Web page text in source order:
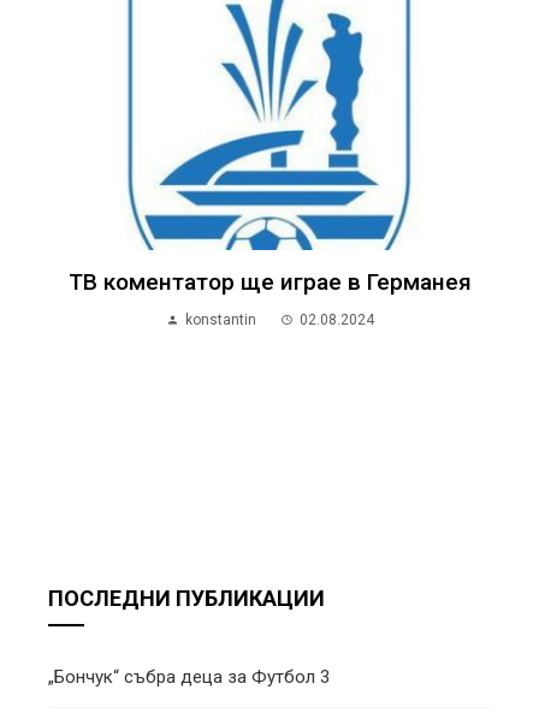
ТВ коментатор ще играе в Германея
konstantin 02.08.2024
ПОСЛЕДНИ ПУБЛИКАЦИИ
„Бончук“ събра деца за Футбол 3